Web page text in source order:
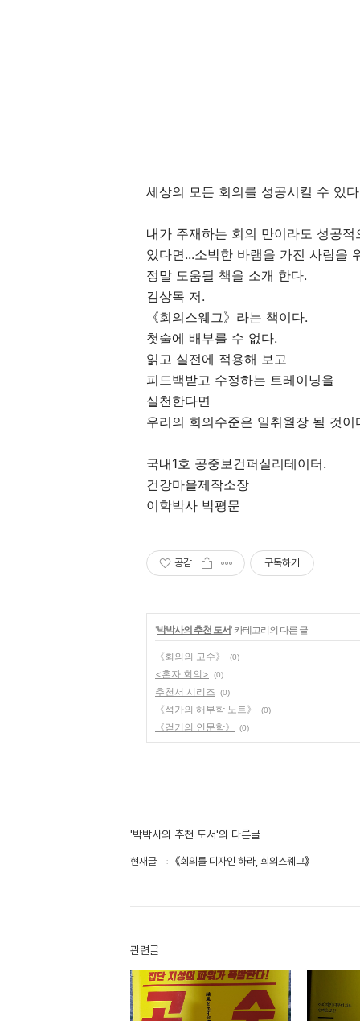
세상의 모든 회의를 성공시킬 수 있
내가 주재하는 회의 만이라도 성공적
있다면...소박한 바램을 가진 사람을
정말 도움될 책을 소개 한다.
김상목 저.
《회의스웨그》라는 책이다.
첫술에 배부를 수 없다.
읽고 실전에 적용해 보고
피드백받고 수정하는 트레이닝을
실천한다면
우리의 회의수준은 일취월장 될 것이
국내1호 공중보건퍼실리테이터.
건강마을제작소장
이학박사 박평문
공감 구독하기
'박박사의 추천 도서' 카테고리의 다른 글
《회의의 고수》 (0)
<혼자 회의> (0)
추천서 시리즈 (0)
《석가의 해부학 노트》 (0)
《걷기의 인문학》 (0)
'박박사의 추천 도서'의 다른글
현재글 《회의를 디자인 하라, 회의스웨그》
관련글